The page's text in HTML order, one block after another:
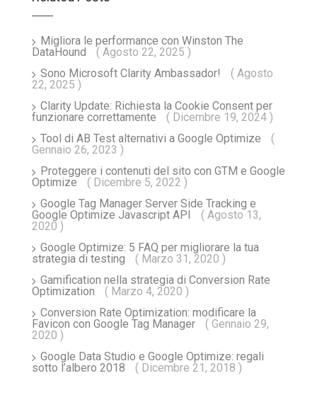
Migliora le performance con Winston The
DataHound
( Agosto 22, 2025 )
Sono Microsoft Clarity Ambassador!
( Agosto
22, 2025 )
Clarity Update: Richiesta la Cookie Consent per
funzionare correttamente
( Dicembre 19, 2024 )
Tool di AB Test alternativi a Google Optimize
(
Gennaio 26, 2023 )
Proteggere i contenuti del sito con GTM e Google
Optimize
( Dicembre 5, 2022 )
Google Tag Manager Server Side Tracking e
Google Optimize Javascript API
( Agosto 13,
2020 )
Google Optimize: 5 FAQ per migliorare la tua
strategia di testing
( Marzo 31, 2020 )
Gamification nella strategia di Conversion Rate
Optimization
( Marzo 4, 2020 )
Conversion Rate Optimization: modificare la
Favicon con Google Tag Manager
( Gennaio 29,
2020 )
Google Data Studio e Google Optimize: regali
sotto l’albero 2018
( Dicembre 21, 2018 )